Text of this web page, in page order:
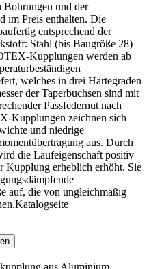
Bohrungen und der
im Preis enthalten. Die
entsprechend der
Stahl (bis Baugröße 28)
Kupplungen werden ab
welches in drei Härtegraden
der Taperbuchsen sind mit
Passfedernut nach
Kupplungen zeichnen sich
und niedrige
aus. Durch
die Laufeigenschaft positiv
Kupplung erheblich erhöht. Sie
auf, die von ungleichmäßig